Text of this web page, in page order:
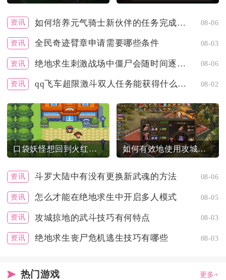
资讯 如何培养元气骑士新伙伴的任务完成能力 08-06
资讯 全民奇迹臂章申请需要哪些条件 08-03
资讯 绝地求生刺激战场中僵尸会随时间逐渐增多吗 08-06
资讯 qq飞车超限激斗双人任务能获得什么奖励 08-02
口袋妖怪想回到火红中的常磐市怎么办 如何有效地使用攻城掠地觉醒技巧
资讯 斗罗大陆中有没有更换新武魂的方法 08-06
资讯 怎么才能在绝地求生中开启多人模式 08-05
资讯 攻城掠地的武斗技巧有何特点 08-03
资讯 绝地求生丧尸危机逃生技巧有哪些 08-03
热门游戏 更多+